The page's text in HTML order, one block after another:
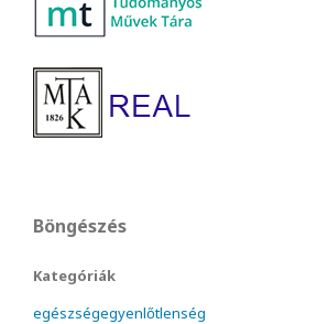
Böngészés
Kategóriák
egészségegyenlőtlenség